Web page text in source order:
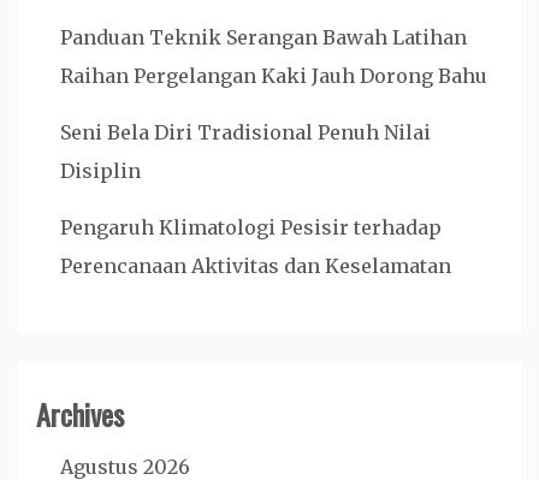
Panduan Teknik Serangan Bawah Latihan
Raihan Pergelangan Kaki Jauh Dorong Bahu
Seni Bela Diri Tradisional Penuh Nilai
Disiplin
Pengaruh Klimatologi Pesisir terhadap
Perencanaan Aktivitas dan Keselamatan
Archives
Agustus 2026